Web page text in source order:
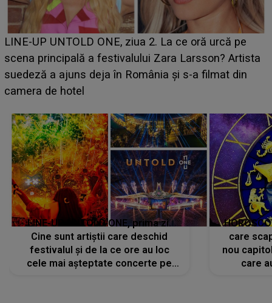
Ce a dezvăluit noua concurentă din "Casa Iubirii" l-a
luat prin surprindere pe Emanuel. CINE ESTE
BĂIATUL VIZAT de Alexandra?! Aflându-se în fața
faptului împlinit, A RECUNOSCUT IMEDIAT: "Am
LINE-UP UNTOLD ONE, prima zi.
Cine sunt artiștii care deschid
festivalul și de la ce ore au loc
cele mai așteptate concerte pe
care
nou
care